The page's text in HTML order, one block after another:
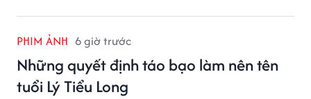
PHIM ẢNH 6 giờ trước
Những quyết định táo bạo làm nên tên
tuổi Lý Tiểu Long